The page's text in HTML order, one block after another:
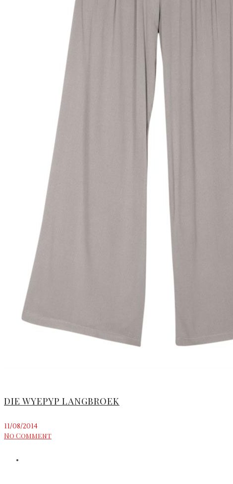
DIE WYEPYP LANGBROEK
11/08/2014
No Comment